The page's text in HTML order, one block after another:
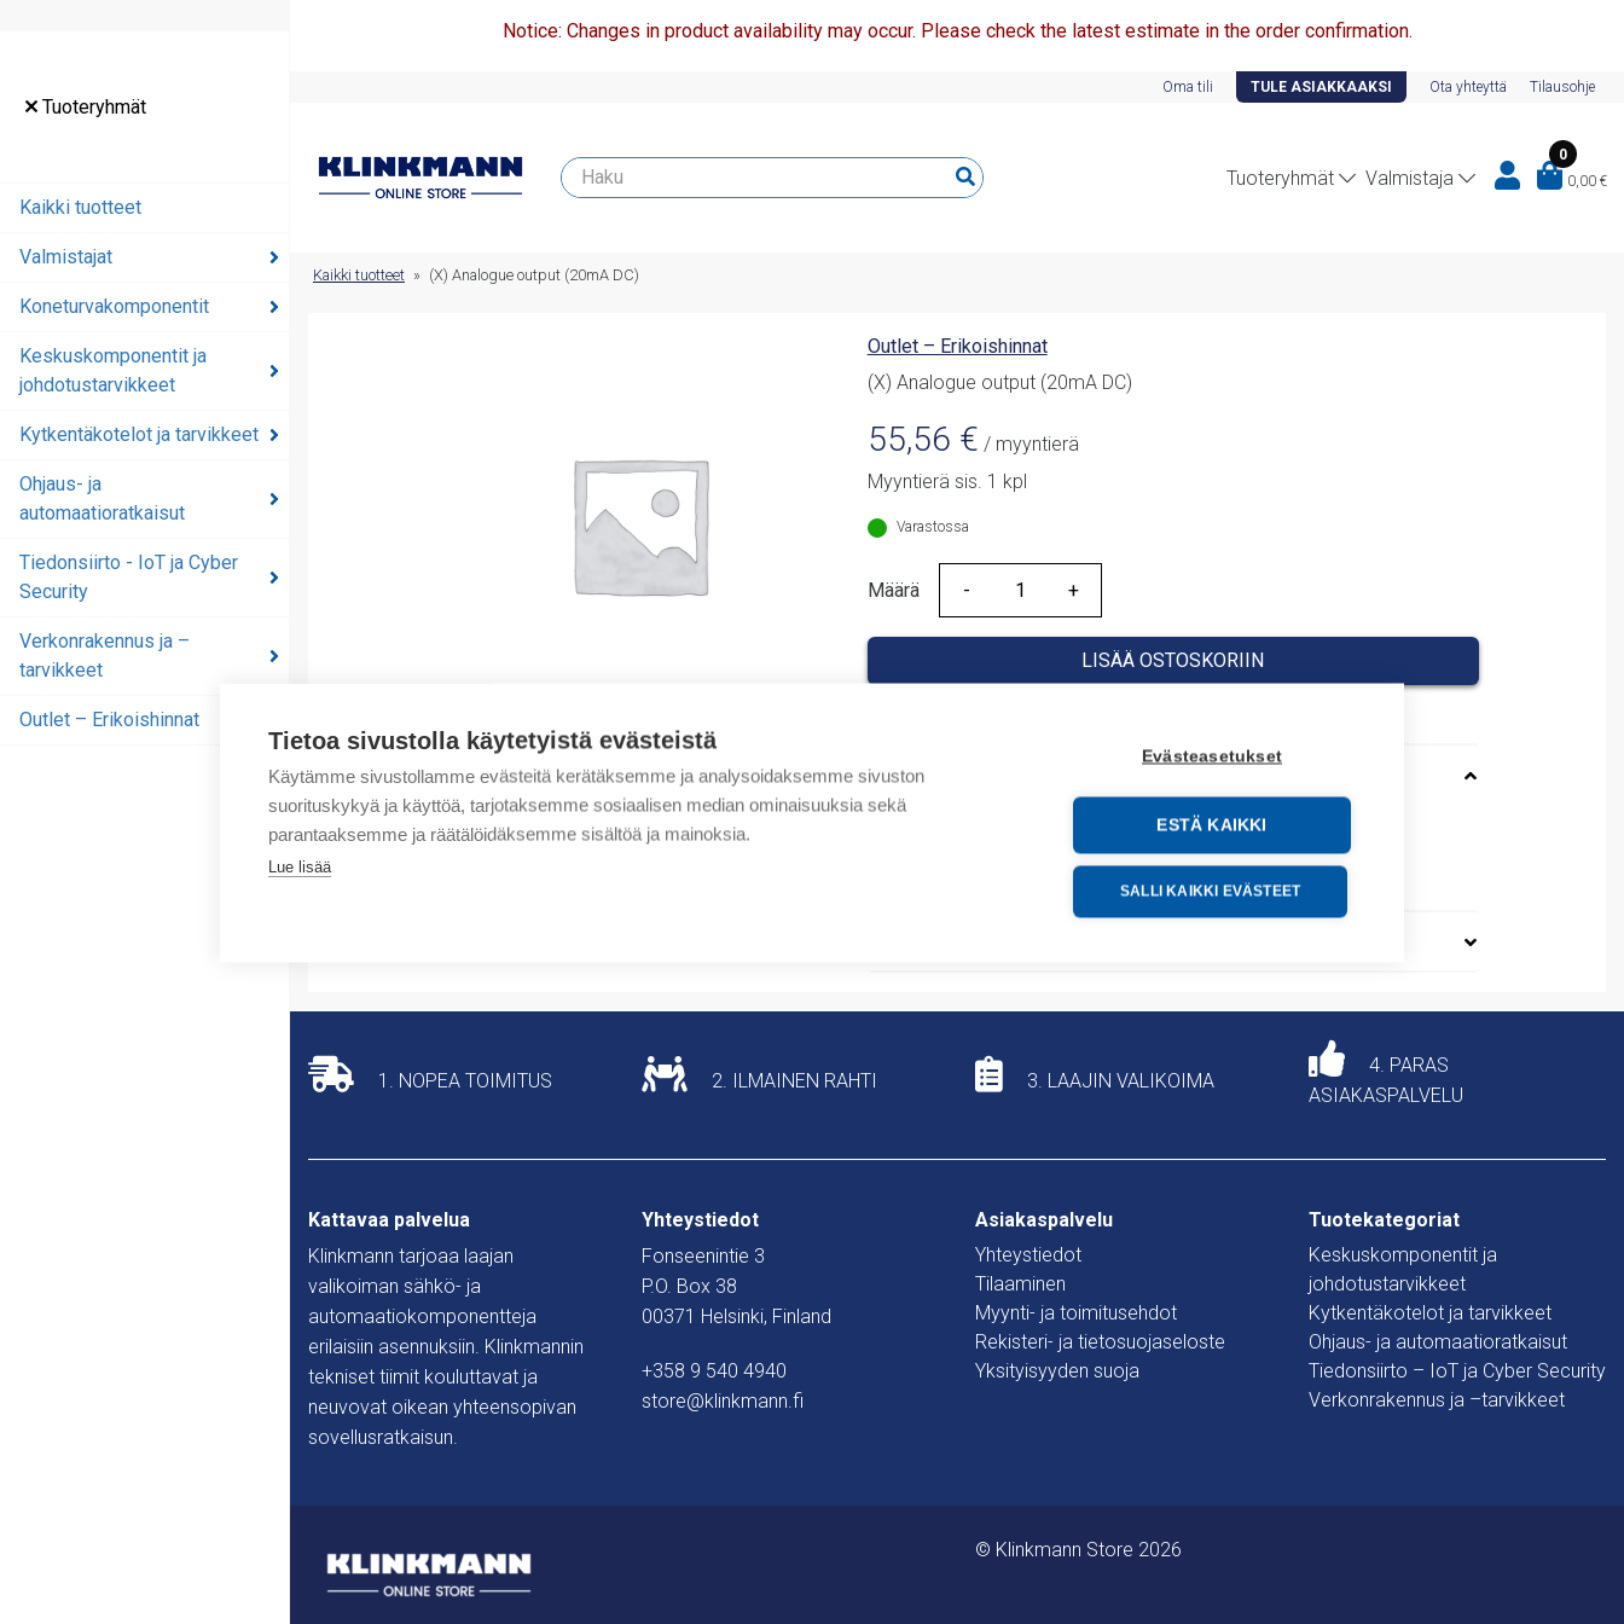
Tietoa sivustolla käytetyistä evästeistä
Käytämme sivustollamme evästeitä kerätäksemme ja analysoidaksemme sivuston
suorituskykyä ja käyttöä, tarjotaksemme sosiaalisen median ominaisuuksia sekä
parantaaksemme ja räätälöidäksemme sisältöä ja mainoksia.
Lue lisää
Evästeasetukset
ESTÄ KAIKKI
SALLI KAIKKI EVÄSTEET
Tuoteryhmät
Kaikki tuotteet
Valmistajat
Koneturvakomponentit
Keskuskomponentit ja
johdotustarvikkeet
Kytkentäkotelot ja tarvikkeet
Ohjaus- ja
automaatioratkaisut
Tiedonsiirto - IoT ja Cyber
Security
Verkonrakennus ja –
tarvikkeet
Outlet – Erikoishinnat
Notice: Changes in product availability may occur. Please check the latest estimate in the order confirmation.
Oma tili TULE ASIAKKAAKSI Ota yhteyttä Tilausohje
Tuoteryhmät Valmistaja
0
0,00 €
Outlet – Erikoishinnat
Kaikki tuotteet » (X) Analogue output (20mA DC)
Outlet – Erikoishinnat
(X) Analogue output (20mA DC)
55,56 € / myyntierä
Myyntierä sis. 1 kpl
Varastossa
Määrä
Määrä
LISÄÄ OSTOSKORIIN
Tuotekoodit
Tuotteen tullikoodi: 85340090
1. NOPEA TOIMITUS 2. ILMAINEN RAHTI 3. LAAJIN VALIKOIMA
4. PARAS
ASIAKASPALVELU
Kattavaa palvelua
Klinkmann tarjoaa laajan
valikoiman sähkö- ja
automaatiokomponentteja
erilaisiin asennuksiin. Klinkmannin
tekniset tiimit kouluttavat ja
neuvovat oikean yhteensopivan
sovellusratkaisun.
Yhteystiedot
Fonseenintie 3
P.O. Box 38
00371 Helsinki, Finland
+358 9 540 4940
store@klinkmann.fi
Asiakaspalvelu
Yhteystiedot
Tilaaminen
Myynti- ja toimitusehdot
Rekisteri- ja tietosuojaseloste
Yksityisyyden suoja
Tuotekategoriat
Keskuskomponentit ja
johdotustarvikkeet
Kytkentäkotelot ja tarvikkeet
Ohjaus- ja automaatioratkaisut
Tiedonsiirto – IoT ja Cyber Security
Verkonrakennus ja –tarvikkeet
© Klinkmann Store 2026